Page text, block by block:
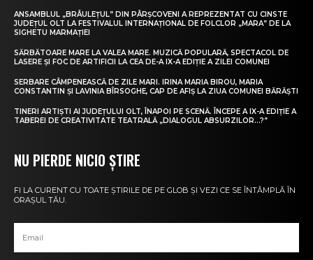
ANSAMBLUL „BRÂULEȚUL” DIN PÂRȘCOVENI A REPREZENTAT CU CINSTE
JUDEȚUL OLT LA FESTIVALUL INTERNAȚIONAL DE FOLCLOR „MARA” DE LA
SIGHETU MARMAȚIEI
SĂRBĂTOARE MARE LA VALEA MARE. MUZICĂ POPULARĂ, SPECTACOL DE
LASERE ȘI FOC DE ARTIFICII LA CEA DE-A IX-A EDIȚIE A ZILEI COMUNEI
SERBARE CÂMPENEASCĂ DE ZILE MARI. IRINA MARIA BIROU, MARIA
CONSTANTIN ȘI LAVINIA BÎRSOGHE, CAP DE AFIȘ LA ZIUA COMUNEI BĂRĂȘTI
TINERI ARTIȘTI AI JUDEȚULUI OLT, ÎNAPOI PE SCENĂ. ÎNCEPE A IX-A EDIȚIE A
TABEREI DE CREATIVITATE TEATRALĂ „DIALOGUL ABSURZILOR…?”
NU PIERDE NICIO ȘTIRE
FI LA CURENT CU TOATE ȘTIRILE DE PE GLOB ȘI VEZI CE SE ÎNTÂMPLĂ ÎN
ORAȘUL TĂU.